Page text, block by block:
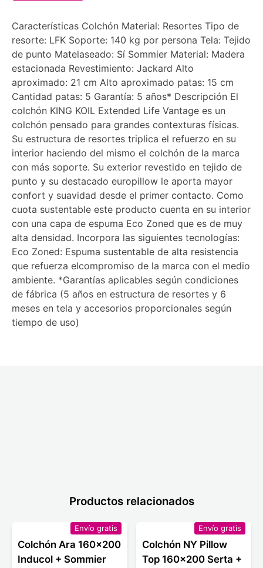
Características Colchón Material: Resortes Tipo de
resorte: LFK Soporte: 140 kg por persona Tela: Tejido
de punto Matelaseado: Sí Sommier Material: Madera
estacionada Revestimiento: Jackard Alto
aproximado: 21 cm Alto aproximado patas: 15 cm
Cantidad patas: 5 Garantía: 5 años* Descripción El
colchón KING KOIL Extended Life Vantage es un
colchón pensado para grandes contexturas físicas.
Su estructura de resortes triplica el refuerzo en su
interior haciendo del mismo el colchón de la marca
con más soporte. Su exterior revestido en tejido de
punto y su destacado europillow le aporta mayor
confort y suavidad desde el primer contacto. Como
cuota sustentable este producto cuenta en su interior
con una capa de espuma Eco Zoned que es de muy
alta densidad. Incorpora las siguientes tecnologías:
Eco Zoned: Espuma sustentable de alta resistencia
que refuerza elcompromiso de la marca con el medio
ambiente. *Garantías aplicables según condiciones
de fábrica (5 años en estructura de resortes y 6
meses en tela y accesorios proporcionales según
tiempo de uso)
Productos relacionados
Envío gratis
Colchón Ara 160x200
Inducol + Sommier
Envío gratis
Colchón NY Pillow
Top 160x200 Serta +